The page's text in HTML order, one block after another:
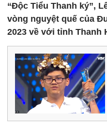
“Độc Tiểu Thanh ký”,
vòng nguyệt quế của
2023 về với tỉnh Thanh